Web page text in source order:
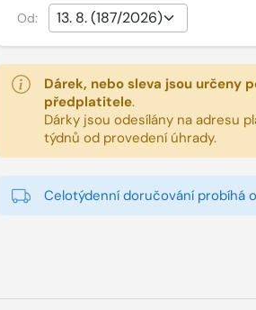
Od:
Dárek, nebo sleva jsou určeny
předplatitele.
Dárky jsou odesílány na adresu
týdnů od provedení úhrady.
Celotýdenní doručování probíhá